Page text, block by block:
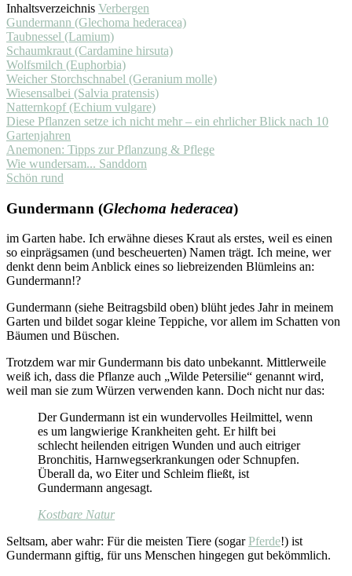
Inhaltsverzeichnis Verbergen
Gundermann (Glechoma hederacea)
Taubnessel (Lamium)
Schaumkraut (Cardamine hirsuta)
Wolfsmilch (Euphorbia)
Weicher Storchschnabel (Geranium molle)
Wiesensalbei (Salvia pratensis)
Natternkopf (Echium vulgare)
Diese Pflanzen setze ich nicht mehr – ein ehrlicher Blick nach 10
Gartenjahren
Anemonen: Tipps zur Pflanzung & Pflege
Wie wundersam... Sanddorn
Schön rund
Gundermann (Glechoma hederacea)
im Garten habe. Ich erwähne dieses Kraut als erstes, weil es einen
so einprägsamen (und bescheuerten) Namen trägt. Ich meine, wer
denkt denn beim Anblick eines so liebreizenden Blümleins an:
Gundermann!?
Gundermann (siehe Beitragsbild oben) blüht jedes Jahr in meinem
Garten und bildet sogar kleine Teppiche, vor allem im Schatten von
Bäumen und Büschen.
Trotzdem war mir Gundermann bis dato unbekannt. Mittlerweile
weiß ich, dass die Pflanze auch „Wilde Petersilie“ genannt wird,
weil man sie zum Würzen verwenden kann. Doch nicht nur das:
Der Gundermann ist ein wundervolles Heilmittel, wenn
es um langwierige Krankheiten geht. Er hilft bei
schlecht heilenden eitrigen Wunden und auch eitriger
Bronchitis, Harnwegserkrankungen oder Schnupfen.
Überall da, wo Eiter und Schleim fließt, ist
Gundermann angesagt.
Kostbare Natur
Seltsam, aber wahr: Für die meisten Tiere (sogarPferde!) ist
Gundermann giftig, für uns Menschen hingegen gut bekömmlich.